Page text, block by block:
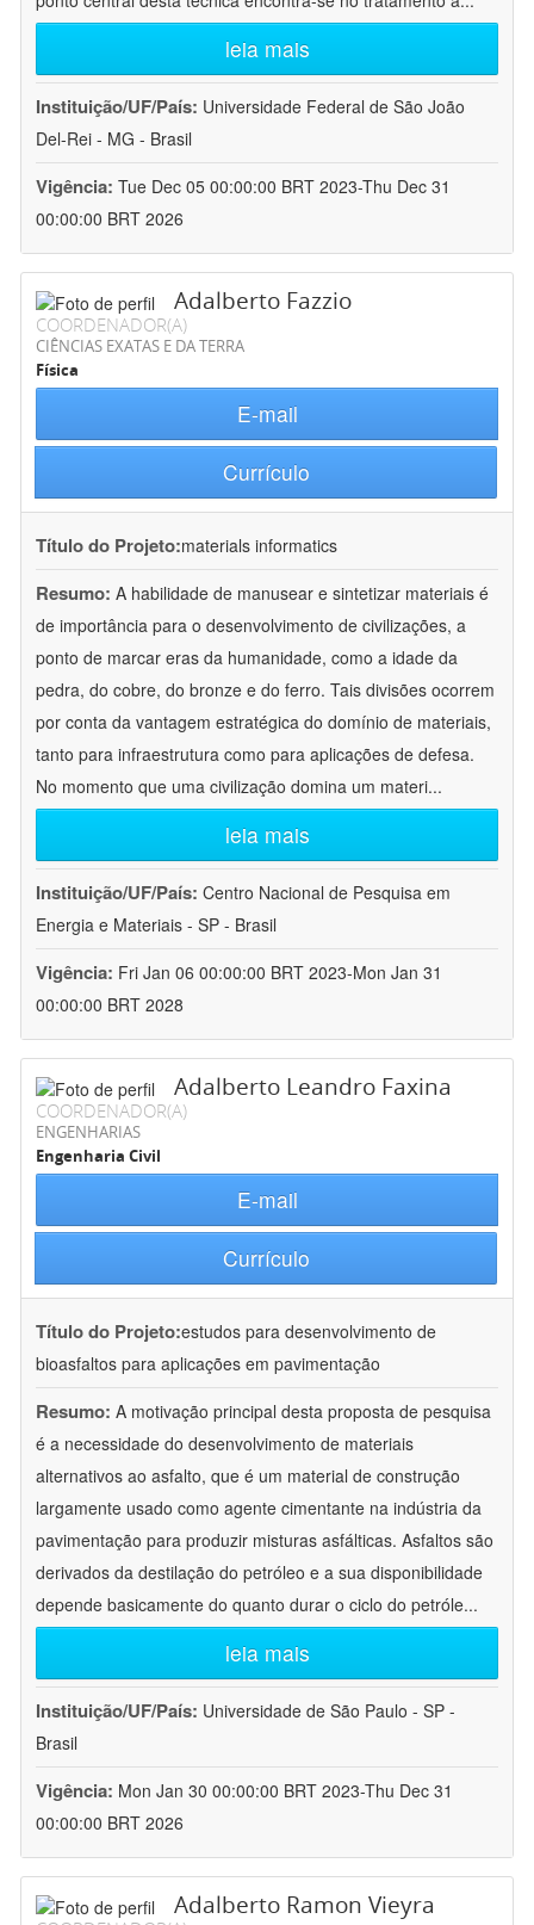
leia mais
Instituição/UF/País: Universidade Federal de São João
Del-Rei - MG - Brasil
Vigência: Tue Dec 05 00:00:00 BRT 2023-Thu Dec 31
00:00:00 BRT 2026
Adalberto Fazzio
COORDENADOR(A)
CIÊNCIAS EXATAS E DA TERRA
Física
E-mail
Currículo
Título do Projeto:materials informatics
Resumo: A habilidade de manusear e sintetizar materiais é
de importância para o desenvolvimento de civilizações, a
ponto de marcar eras da humanidade, como a idade da
pedra, do cobre, do bronze e do ferro. Tais divisões ocorrem
por conta da vantagem estratégica do domínio de materiais,
tanto para infraestrutura como para aplicações de defesa.
No momento que uma civilização domina um materi...
leia mais
Instituição/UF/País: Centro Nacional de Pesquisa em
Energia e Materiais - SP - Brasil
Vigência: Fri Jan 06 00:00:00 BRT 2023-Mon Jan 31
00:00:00 BRT 2028
Adalberto Leandro Faxina
COORDENADOR(A)
ENGENHARIAS
Engenharia Civil
E-mail
Currículo
Título do Projeto:estudos para desenvolvimento de
bioasfaltos para aplicações em pavimentação
Resumo: A motivação principal desta proposta de pesquisa
é a necessidade do desenvolvimento de materiais
alternativos ao asfalto, que é um material de construção
largamente usado como agente cimentante na indústria da
pavimentação para produzir misturas asfálticas. Asfaltos são
derivados da destilação do petróleo e a sua disponibilidade
depende basicamente do quanto durar o ciclo do petróle...
leia mais
Instituição/UF/País: Universidade de São Paulo - SP -
Brasil
Vigência: Mon Jan 30 00:00:00 BRT 2023-Thu Dec 31
00:00:00 BRT 2026
Adalberto Ramon Vieyra